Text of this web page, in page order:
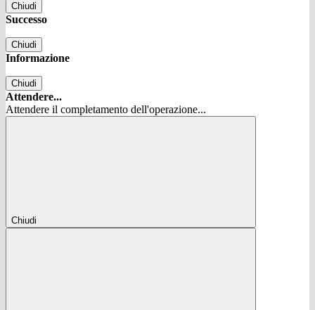
Chiudi
Successo
Chiudi
Informazione
Chiudi
Attendere...
Attendere il completamento dell'operazione...
Chiudi